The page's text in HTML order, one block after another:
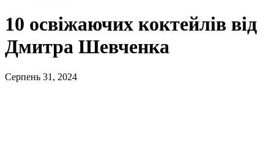
10 освіжаючих коктейлів від
Дмитра Шевченка
Серпень 31, 2024